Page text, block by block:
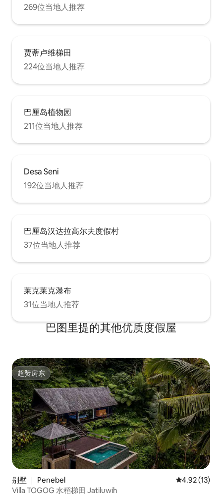
269位当地人推荐
贾蒂卢维梯田
224位当地人推荐
巴厘岛植物园
211位当地人推荐
Desa Seni
192位当地人推荐
巴厘岛汉达拉高尔夫度假村
37位当地人推荐
莱克莱克瀑布
31位当地人推荐
巴图里提的其他优质度假屋
超赞房东
超赞房东
别墅 ｜ Penebel 平均评分
4.92 (13)
Villa TOGOG 水稻梯田 Jatiluwih